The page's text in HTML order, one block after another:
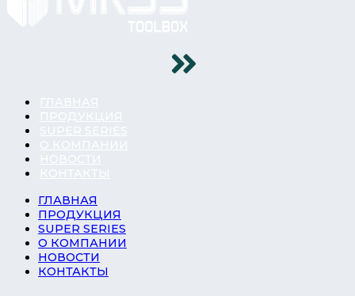
ГЛАВНАЯ
ПРОДУКЦИЯ
SUPER SERIES
О КОМПАНИИ
НОВОСТИ
КОНТАКТЫ